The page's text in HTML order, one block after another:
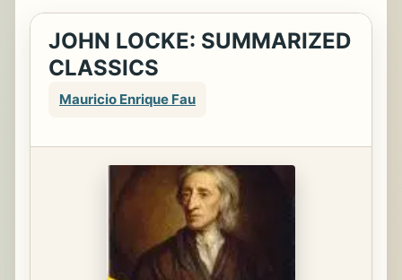
JOHN LOCKE: SUMMARIZED
CLASSICS
Mauricio Enrique Fau